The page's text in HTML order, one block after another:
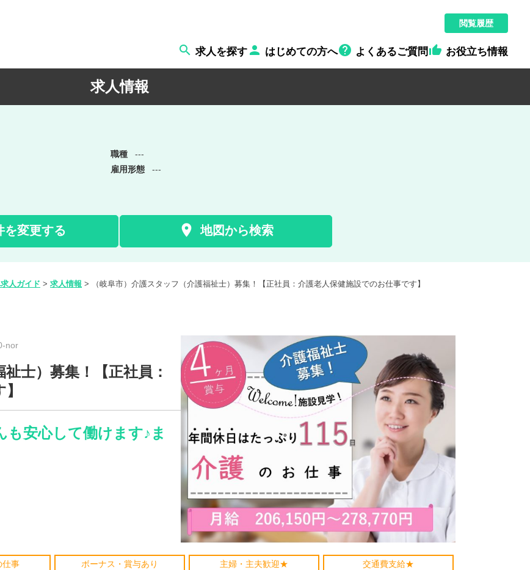
閲覧履歴
 求人を探す  はじめての方へ よくあるご質問  お役立ち情報
求人情報
職種
---
雇用形態
---
を変更する  地図から検索
人ガイド > 求人情報 > （岐阜市）介護スタッフ（介護福祉士）募集！【正社員：介護老人保健施設でのお仕事です】
nor
士）募集！【正社員：
安心して働けます♪ま
仕事 ボーナス・賞与あり 主婦・主夫歓迎★ 交通費支給★